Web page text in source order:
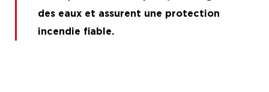
des eaux et assurent une protection
incendie fiable.